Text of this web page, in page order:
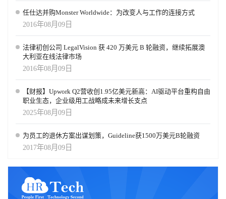
训领域率先出现。如今的AI代理能自动撰写职位需求、与候选人沟
通、安排面试并筛选简历，接下来还会连接入职与绩效评估。这种
“招聘-职业一体化智能体”正是多功能AI的雏形，我们也在为供应商
与买方制定相关蓝图。 企业不希望拥有上百个“各自为政的Agent”，
而是希望建立能贯穿端到端业务流程的“智能工作代理”。例如，“从
设计到生产再到销售”或“从营销到签约、再到开票与支持”的全流
现（多数由IT团队自建，而非完全依赖供应商），企业岗位将被系
统性重塑。不再需要“面试协调员”“客户预约助理”或“应收账款专员”
——这些工作将被整合到AI工作流中。 在我们的Galileo实践中也能
看到这一趋势：它从最初的HR助手，进化为能自动回答问题、生成
课程、解决复杂薪酬或内部政策问题的系统。Galileo如今能“为你构
建解决方案”，从“问题或想法”一步直达“验证过的解决方案”，就像
一辆“自动驾驶汽车”。 智能体将拥有记忆与个性 第二个重大变化
份和过往行为。与其每次都从零开始，这些智能体会**“从你的使用
中学习”，或“从业务本身学习”**，因此变得更具自主性、更个性
化，也更有价值。 想象一下：你是一位经理，面临产能不足的问
任仕达并购Monster Worldwide：为改变人与工作的连接方式
2016年08月09日
法律初创公司 LegalVision 获 420 万美元 B 轮融资，继续拓展澳
大利亚在线法律市场
2016年08月09日
【财报】Upwork Q2营收创1.95亿美元新高：AI驱动平台重构自由
职业生态，企业级用工战略成未来增长支点
2025年08月09日
为员工的退休方案出谋划策，Guideline获1500万美元B轮融资
2017年08月09日